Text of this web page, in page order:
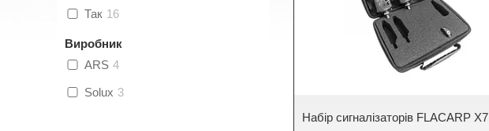
Набір сигналізаторів FLACARP X7
Так 16
Виробник
ARS 4
Solux 3